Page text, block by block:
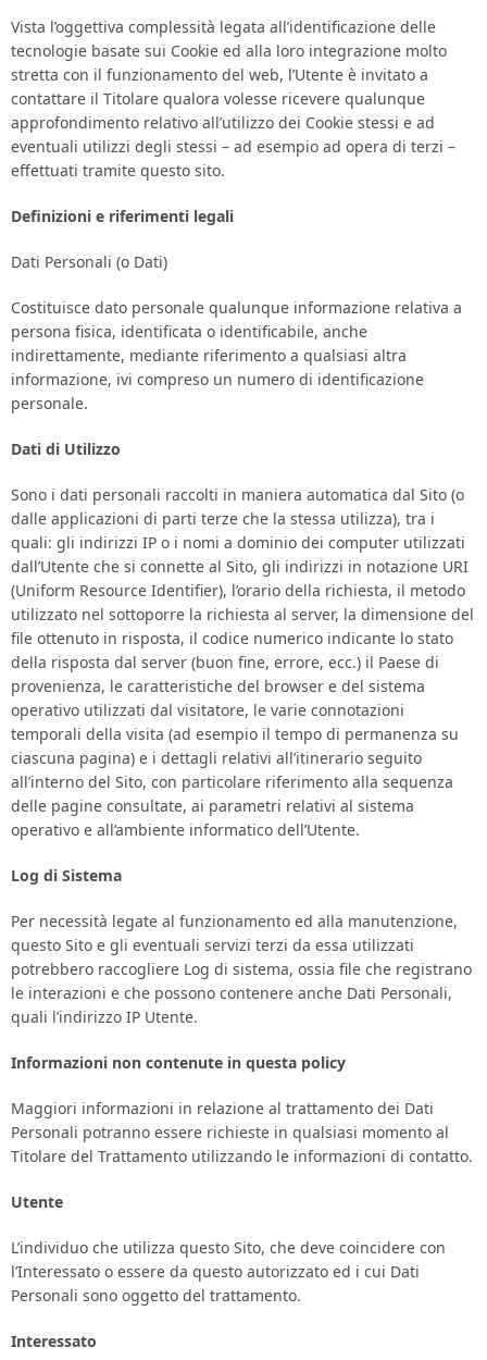
Vista l’oggettiva complessità legata all’identificazione delle
tecnologie basate sui Cookie ed alla loro integrazione molto
stretta con il funzionamento del web, l’Utente è invitato a
contattare il Titolare qualora volesse ricevere qualunque
approfondimento relativo all’utilizzo dei Cookie stessi e ad
eventuali utilizzi degli stessi – ad esempio ad opera di terzi –
effettuati tramite questo sito.
Definizioni e riferimenti legali
Dati Personali (o Dati)
Costituisce dato personale qualunque informazione relativa a
persona fisica, identificata o identificabile, anche
indirettamente, mediante riferimento a qualsiasi altra
informazione, ivi compreso un numero di identificazione
personale.
Dati di Utilizzo
Sono i dati personali raccolti in maniera automatica dal Sito (o
dalle applicazioni di parti terze che la stessa utilizza), tra i
quali: gli indirizzi IP o i nomi a dominio dei computer utilizzati
dall’Utente che si connette al Sito, gli indirizzi in notazione URI
(Uniform Resource Identifier), l’orario della richiesta, il metodo
utilizzato nel sottoporre la richiesta al server, la dimensione del
file ottenuto in risposta, il codice numerico indicante lo stato
della risposta dal server (buon fine, errore, ecc.) il Paese di
provenienza, le caratteristiche del browser e del sistema
operativo utilizzati dal visitatore, le varie connotazioni
temporali della visita (ad esempio il tempo di permanenza su
ciascuna pagina) e i dettagli relativi all’itinerario seguito
all’interno del Sito, con particolare riferimento alla sequenza
delle pagine consultate, ai parametri relativi al sistema
operativo e all’ambiente informatico dell’Utente.
Log di Sistema
Per necessità legate al funzionamento ed alla manutenzione,
questo Sito e gli eventuali servizi terzi da essa utilizzati
potrebbero raccogliere Log di sistema, ossia file che registrano
le interazioni e che possono contenere anche Dati Personali,
quali l’indirizzo IP Utente.
Informazioni non contenute in questa policy
Maggiori informazioni in relazione al trattamento dei Dati
Personali potranno essere richieste in qualsiasi momento al
Titolare del Trattamento utilizzando le informazioni di contatto.
Utente
L’individuo che utilizza questo Sito, che deve coincidere con
l’Interessato o essere da questo autorizzato ed i cui Dati
Personali sono oggetto del trattamento.
Interessato